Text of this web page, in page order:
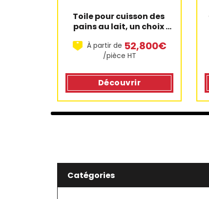
Toile pour cuisson des
pains au lait, un choix
À partir de 52,800€
/pièce HT
Découvrir
Catégories